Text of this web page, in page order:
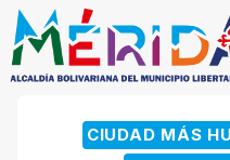
Saltar
contenido
CIUDAD MÁS